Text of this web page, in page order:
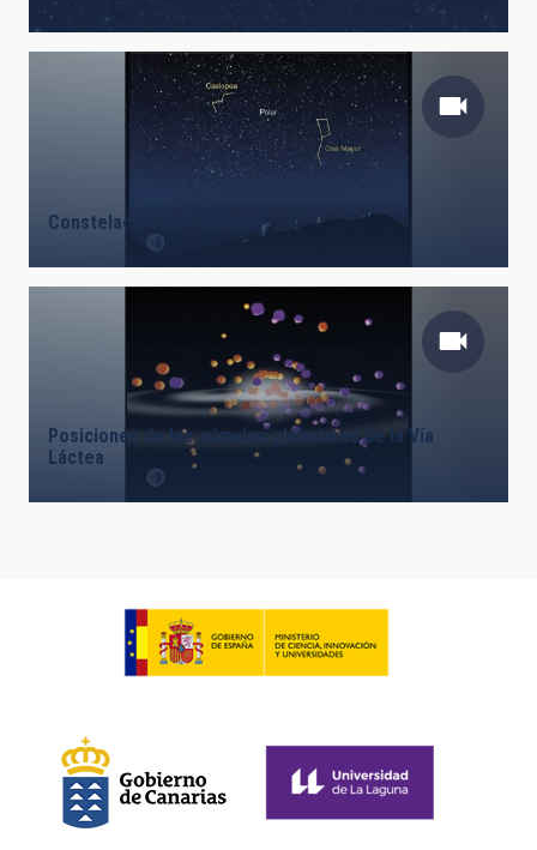
Constelación de Casiopea
Posiciones de los cúmulos globulares de la Vía
Láctea